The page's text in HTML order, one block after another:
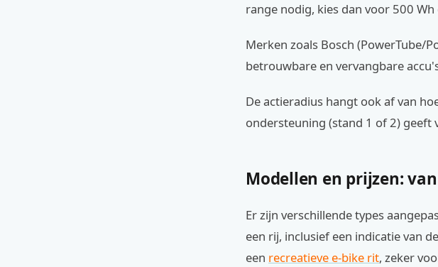
range nodig, kies dan voor 500
Merken zoals Bosch (PowerTube/
betrouwbare en vervangbare
De actieradius hangt ook af van
ondersteuning (stand 1 of 2) geeft
Modellen en prijzen:
Er zijn verschillende types
een rij, inclusief een indicatie van
een recreatieve e-bike rit, zeker